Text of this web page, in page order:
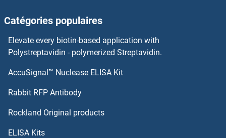
Choline Acetyltransferase Anticorps
Cholesterol Esterase Anticorps
Cholecystokinin Anticorps
Catégories populaires
Elevate every biotin-based application with
Polystreptavidin - polymerized Streptavidin.
AccuSignal™ Nuclease ELISA Kit
Rabbit RFP Antibody
Rockland Original products
ELISA Kits